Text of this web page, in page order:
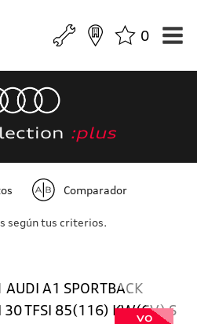
0
:plus
Comparador
según tus criterios.
VO